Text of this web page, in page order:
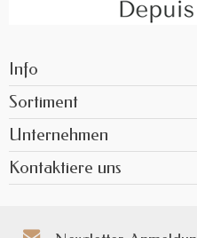
Info
Sortiment
Unternehmen
Kontaktiere uns